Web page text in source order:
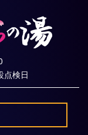
点検日